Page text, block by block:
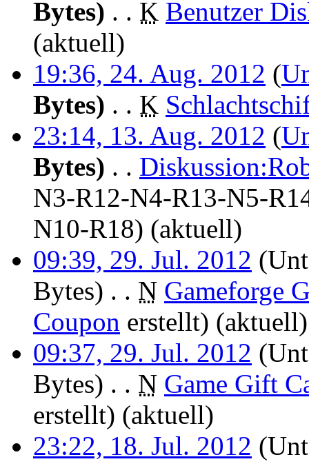
Bytes) . . K Benutzer
(aktuell)
19:36, 24. Aug. 2012 (
Bytes) . . K
23:14, 13. Aug. 2012 (
Bytes) . .
N3-R12-N4-R13-N5-
N10-R18) (aktuell)
09:39, 29. Jul. 2012
Bytes) . . N Gameforge
Coupon erstellt) (aktuell)
09:37, 29. Jul. 2012
Bytes) . . N Game Gift
erstellt) (aktuell)
23:22, 18. Jul. 2012